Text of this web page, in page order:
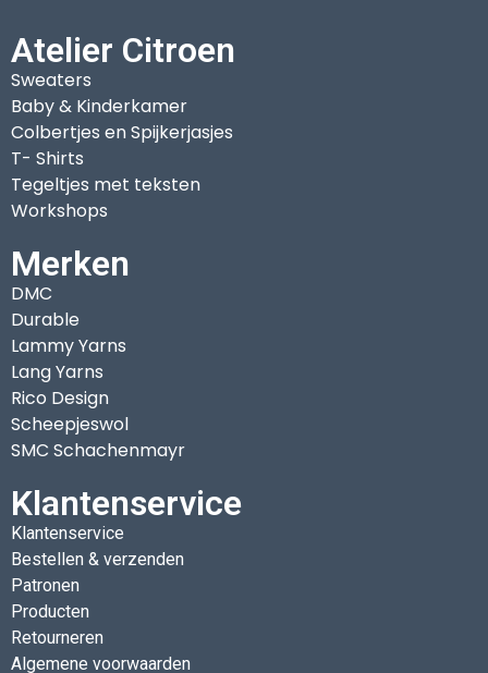
Atelier Citroen
Sweaters
Baby & Kinderkamer
Colbertjes en Spijkerjasjes
T- Shirts
Tegeltjes met teksten
Workshops
Merken
DMC
Durable
Lammy Yarns
Lang Yarns
Rico Design
Scheepjeswol
SMC Schachenmayr
Klantenservice
Klantenservice
Bestellen & verzenden
Patronen
Producten
Retourneren
Algemene voorwaarden